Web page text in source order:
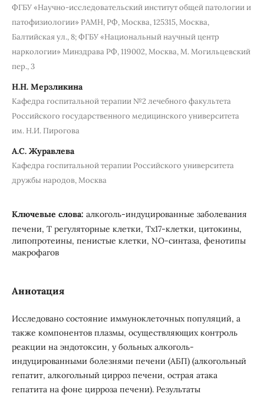
ФГБУ «Научно-исследовательский институт общей патологии и
патофизиологии» РАМН, РФ, Москва, 125315, Москва,
Балтийская ул., 8; ФГБУ «Национальный научный центр
наркологии» Минздрава РФ, 119002, Москва, М. Могильцевский
пер., 3
Н.Н. Мерзликина
Кафедра госпитальной терапии №2 лечебного факультета
Российского государственного медицинского университета
им. Н.И. Пирогова
А.С. Журавлева
Кафедра госпитальной терапии Российского университета
дружбы народов, Москва
Ключевые слова: алкоголь-индуцированные заболевания
печени, Т регуляторные клетки, Тх17-клетки, цитокины,
липопротеины, пенистые клетки, NO-cинтаза, фенотипы
макрофагов
Аннотация
Исследовано состояние иммуноклеточных популяций, а
также компонентов плазмы, осуществляющих контроль
реакции на эндотоксин, у больных алкоголь-
индуцированными болезнями печени (АБП) (алкогольный
гепатит, алкогольный цирроз печени, острая атака
гепатита на фоне цирроза печени). Результаты